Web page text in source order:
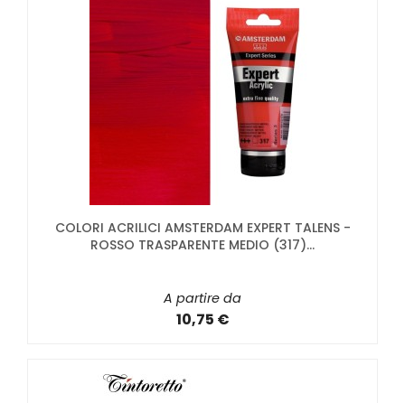
COLORI ACRILICI AMSTERDAM EXPERT TALENS -
ROSSO TRASPARENTE MEDIO (317)...
A partire da
10,75 €